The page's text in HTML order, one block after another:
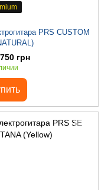
PRS CUSTOM
грн